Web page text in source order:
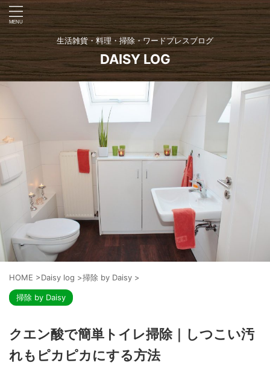
生活雑貨・料理・掃除・ワードプレスブログ
DAISY LOG
HOME >Daisy log >掃除 by Daisy >
掃除 by Daisy
クエン酸で簡単トイレ掃除｜しつこい汚
れもピカピカにする方法